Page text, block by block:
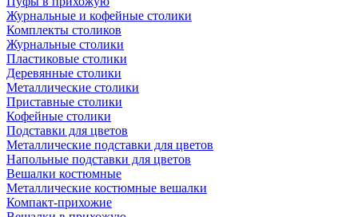
Журнальные и кофейные столики
Комплекты столиков
Журнальные столики
Пластиковые столики
Деревянные столики
Металлические столики
Приставные столики
Кофейные столики
Подставки для цветов
Металлические подставки для цветов
Напольные подставки для цветов
Вешалки костюмные
Металлические костюмные вешалки
Компакт-прихожие